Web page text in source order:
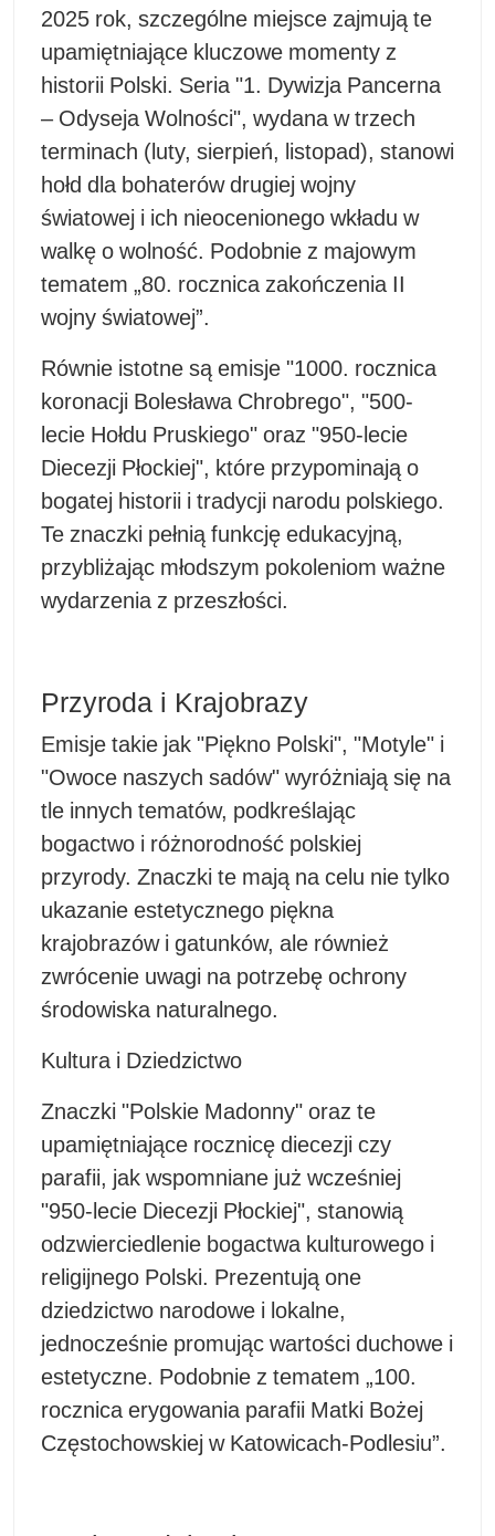
2025 rok, szczególne miejsce zajmują te
upamiętniające kluczowe momenty z
historii Polski. Seria "1. Dywizja Pancerna
– Odyseja Wolności", wydana w trzech
terminach (luty, sierpień, listopad), stanowi
hołd dla bohaterów drugiej wojny
światowej i ich nieocenionego wkładu w
walkę o wolność. Podobnie z majowym
tematem „80. rocznica zakończenia II
wojny światowej”.
Równie istotne są emisje "1000. rocznica
koronacji Bolesława Chrobrego", "500-
lecie Hołdu Pruskiego" oraz "950-lecie
Diecezji Płockiej", które przypominają o
bogatej historii i tradycji narodu polskiego.
Te znaczki pełnią funkcję edukacyjną,
przybliżając młodszym pokoleniom ważne
wydarzenia z przeszłości.
Przyroda i Krajobrazy
Emisje takie jak "Piękno Polski", "Motyle" i
"Owoce naszych sadów" wyróżniają się na
tle innych tematów, podkreślając
bogactwo i różnorodność polskiej
przyrody. Znaczki te mają na celu nie tylko
ukazanie estetycznego piękna
krajobrazów i gatunków, ale również
zwrócenie uwagi na potrzebę ochrony
środowiska naturalnego.
Kultura i Dziedzictwo
Znaczki "Polskie Madonny" oraz te
upamiętniające rocznicę diecezji czy
parafii, jak wspomniane już wcześniej
"950-lecie Diecezji Płockiej", stanowią
odzwierciedlenie bogactwa kulturowego i
religijnego Polski. Prezentują one
dziedzictwo narodowe i lokalne,
jednocześnie promując wartości duchowe i
estetyczne. Podobnie z tematem „100.
rocznica erygowania parafii Matki Bożej
Częstochowskiej w Katowicach-Podlesiu”.